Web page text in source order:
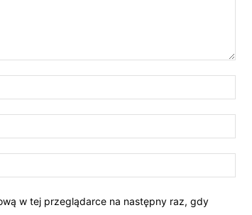
w tej przeglądarce na następny raz, gdy